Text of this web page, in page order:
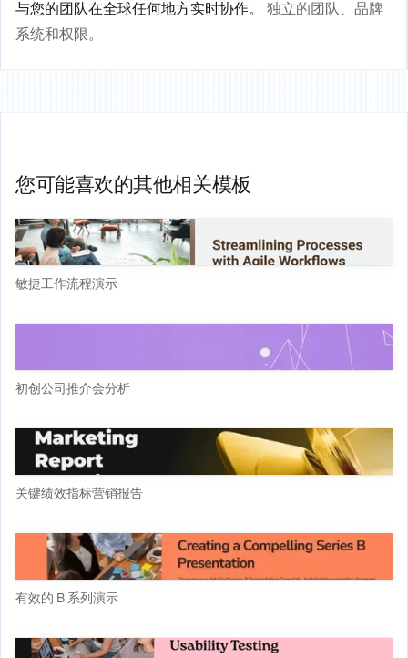
与您的团队在全球任何地方实时协作。
独立的团队、品牌
系统和权限。
您可能喜欢的其他相关模板
敏捷工作流程演示
初创公司推介会分析
关键绩效指标营销报告
有效的 B 系列演示